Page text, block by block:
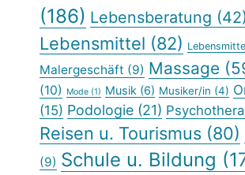
(186) Lebensberatung (42)
Lebensmittel (82)
Malergeschäft (9) Massage
(10)
Mode (1) Musik (6) Musiker/in (4)
(15) Podologie (21)
Reisen u. Tourismus (80)
(9) Schule u. Bildung